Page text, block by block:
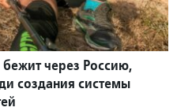
через Россию,
создания системы